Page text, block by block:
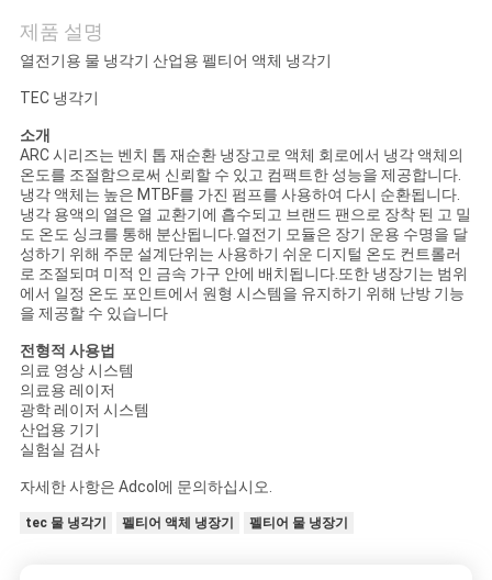
주
세
요
뉴
스
경
우
사
이
제품 설명
열전기용 물 냉각기 산업용 펠티어 액체 냉각기
TEC 냉각기
소개
ARC 시리즈는 벤치 톱 재순환 냉장고로 액체 회로에서 냉각 액체의
온도를 조절함으로써 신뢰할 수 있고 컴팩트한 성능을 제공합니다.
냉각 액체는 높은 MTBF를 가진 펌프를 사용하여 다시 순환됩니다.
냉각 용액의 열은 열 교환기에 흡수되고 브랜드 팬으로 장착 된 고 밀
도 온도 싱크를 통해 분산됩니다.열전기 모듈은 장기 운용 수명을 달
성하기 위해 주문 설계단위는 사용하기 쉬운 디지털 온도 컨트롤러
로 조절되며 미적 인 금속 가구 안에 배치됩니다.또한 냉장기는 범위
에서 일정 온도 포인트에서 원형 시스템을 유지하기 위해 난방 기능
을 제공할 수 있습니다
전형적 사용법
의료 영상 시스템
의료용 레이저
광학 레이저 시스템
산업용 기기
실험실 검사
자세한 사항은 Adcol에 문의하십시오.
tec 물 냉각기 펠티어 액체 냉장기 펠티어 물 냉장기